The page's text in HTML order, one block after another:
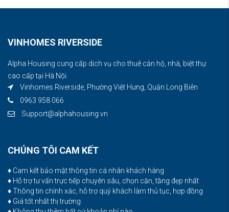
VINHOMES RIVERSIDE
Alpha Housing cung cấp dịch vụ cho thuê căn hộ, nhà, biệt thự
cao cấp tại Hà Nội.
Vinhomes Riverside, Phường Việt Hưng, Quận Long Biên
0963 958 066
Support@alphahousing.vn
CHÚNG TÔI CAM KẾT
♦ Cam kết bảo mật thông tin cá nhân khách hàng
♦ Hỗ trợ tư vấn trực tiếp chuyên sâu, chọn căn, tầng đẹp nhất
♦ Thông tin chính xác, hỗ trợ quý khách làm thủ tục, hợp đồng
♦ Giá tốt nhất thị trường